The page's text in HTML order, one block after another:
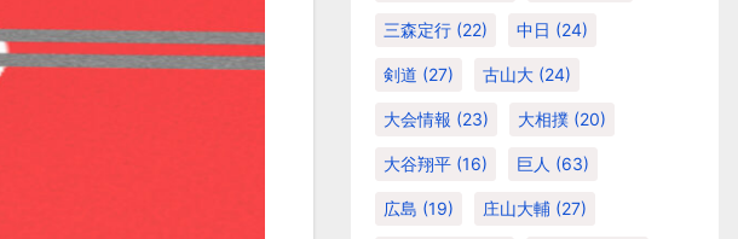
三森定行 (22) 中日 (24)
剣道 (27) 古山大 (24)
大会情報 (23) 大相撲 (20)
大谷翔平 (16) 巨人 (63)
広島 (19) 庄山大輔 (27)